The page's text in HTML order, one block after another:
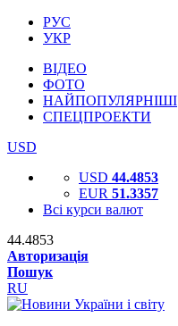
РУС
УКР
ВІДЕО
ФОТО
НАЙПОПУЛЯРНІШІ
СПЕЦПРОЕКТИ
USD
USD 44.4853
EUR 51.3357
Всі курси валют
44.4853
Авторизація
Пошук
RU